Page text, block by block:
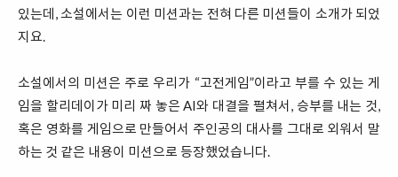
있는데, 소설에서는 이런 미션과는 전혀 다른 미션들이 소개가 되었
지요.
소설에서의 미션은 주로 우리가 “고전게임”이라고 부를 수 있는 게
임을 할리데이가 미리 짜 놓은 AI와 대결을 펼쳐서, 승부를 내는 것,
혹은 영화를 게임으로 만들어서 주인공의 대사를 그대로 외워서 말
하는 것 같은 내용이 미션으로 등장했었습니다.